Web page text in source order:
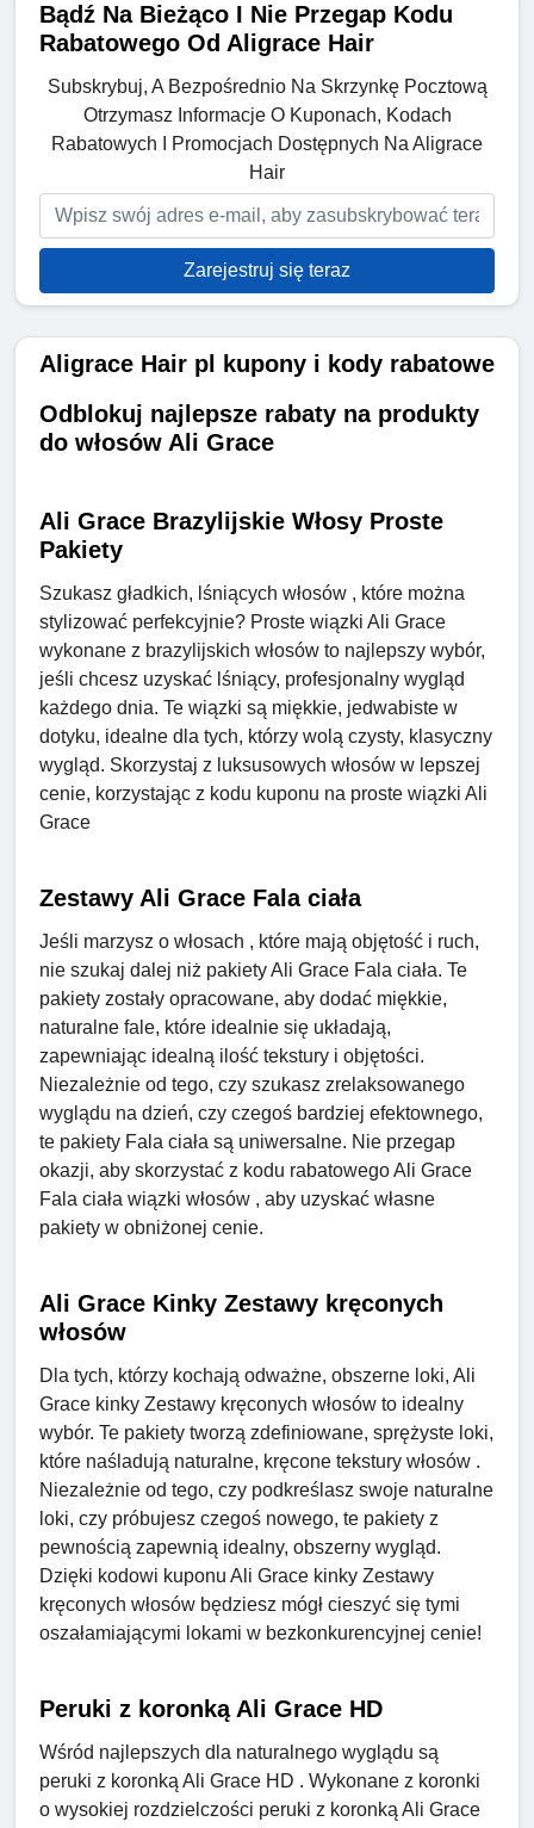
Bądź Na Bieżąco I Nie Przegap Kodu
Rabatowego Od Aligrace Hair
Subskrybuj, A Bezpośrednio Na Skrzynkę Pocztową
Otrzymasz Informacje O Kuponach, Kodach
Rabatowych I Promocjach Dostępnych Na Aligrace
Hair
Zarejestruj się teraz
Aligrace Hair pl kupony i kody rabatowe
Odblokuj najlepsze rabaty na produkty
do włosów Ali Grace
Ali Grace Brazylijskie Włosy Proste
Pakiety
Szukasz gładkich, lśniących włosów , które można
stylizować perfekcyjnie? Proste wiązki Ali Grace
wykonane z brazylijskich włosów to najlepszy wybór,
jeśli chcesz uzyskać lśniący, profesjonalny wygląd
każdego dnia. Te wiązki są miękkie, jedwabiste w
dotyku, idealne dla tych, którzy wolą czysty, klasyczny
wygląd. Skorzystaj z luksusowych włosów w lepszej
cenie, korzystając z kodu kuponu na proste wiązki Ali
Grace
Zestawy Ali Grace Fala ciała
Jeśli marzysz o włosach , które mają objętość i ruch,
nie szukaj dalej niż pakiety Ali Grace Fala ciała. Te
pakiety zostały opracowane, aby dodać miękkie,
naturalne fale, które idealnie się układają,
zapewniając idealną ilość tekstury i objętości.
Niezależnie od tego, czy szukasz zrelaksowanego
wyglądu na dzień, czy czegoś bardziej efektownego,
te pakiety Fala ciała są uniwersalne. Nie przegap
okazji, aby skorzystać z kodu rabatowego Ali Grace
Fala ciała wiązki włosów , aby uzyskać własne
pakiety w obniżonej cenie.
Ali Grace Kinky Zestawy kręconych
włosów
Dla tych, którzy kochają odważne, obszerne loki, Ali
Grace kinky Zestawy kręconych włosów to idealny
wybór. Te pakiety tworzą zdefiniowane, sprężyste loki,
które naśladują naturalne, kręcone tekstury włosów .
Niezależnie od tego, czy podkreślasz swoje naturalne
loki, czy próbujesz czegoś nowego, te pakiety z
pewnością zapewnią idealny, obszerny wygląd.
Dzięki kodowi kuponu Ali Grace kinky Zestawy
kręconych włosów będziesz mógł cieszyć się tymi
oszałamiającymi lokami w bezkonkurencyjnej cenie!
Peruki z koronką Ali Grace HD
Wśród najlepszych dla naturalnego wyglądu są
peruki z koronką Ali Grace HD . Wykonane z koronki
o wysokiej rozdzielczości peruki z koronką Ali Grace